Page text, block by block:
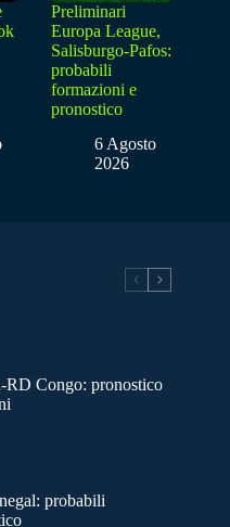
Preliminari
Europa League,
Salisburgo-Pafos:
probabili
formazioni e
pronostico
6 Agosto
2026
Congo: pronostico
probabili